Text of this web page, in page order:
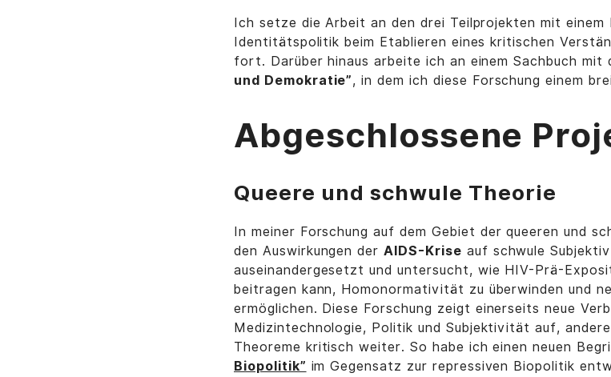
Ich setze die Arbeit an den drei Teilprojekten mit einem
Identitätspolitik beim Etablieren eines kritischen
fort. Darüber hinaus arbeite ich an einem Sachbuch mit
und Demokratie”, in dem ich diese Forschung einem
Abgeschlossene
Queere und schwule Theorie
In meiner Forschung auf dem Gebiet der queeren und
den Auswirkungen derAIDS-Krise auf schwule
auseinandergesetzt und untersucht, wie HIV-Prä-
beitragen kann, Homonormativität zu überwinden und
ermöglichen. Diese Forschung zeigt einerseits neue
Medizintechnologie, Politik und Subjektivität auf,
Theoreme kritisch weiter. So habe ich einen neuen
Biopolitik” im Gegensatz zur repressiven Biopolitik